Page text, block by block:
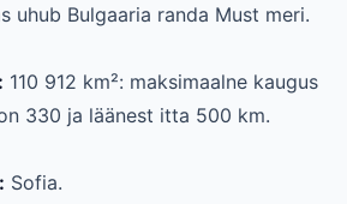
uhub Bulgaaria randa Must meri.
110 912 km²: maksimaalne kaugus
330 ja läänest itta 500 km.
Sofia.